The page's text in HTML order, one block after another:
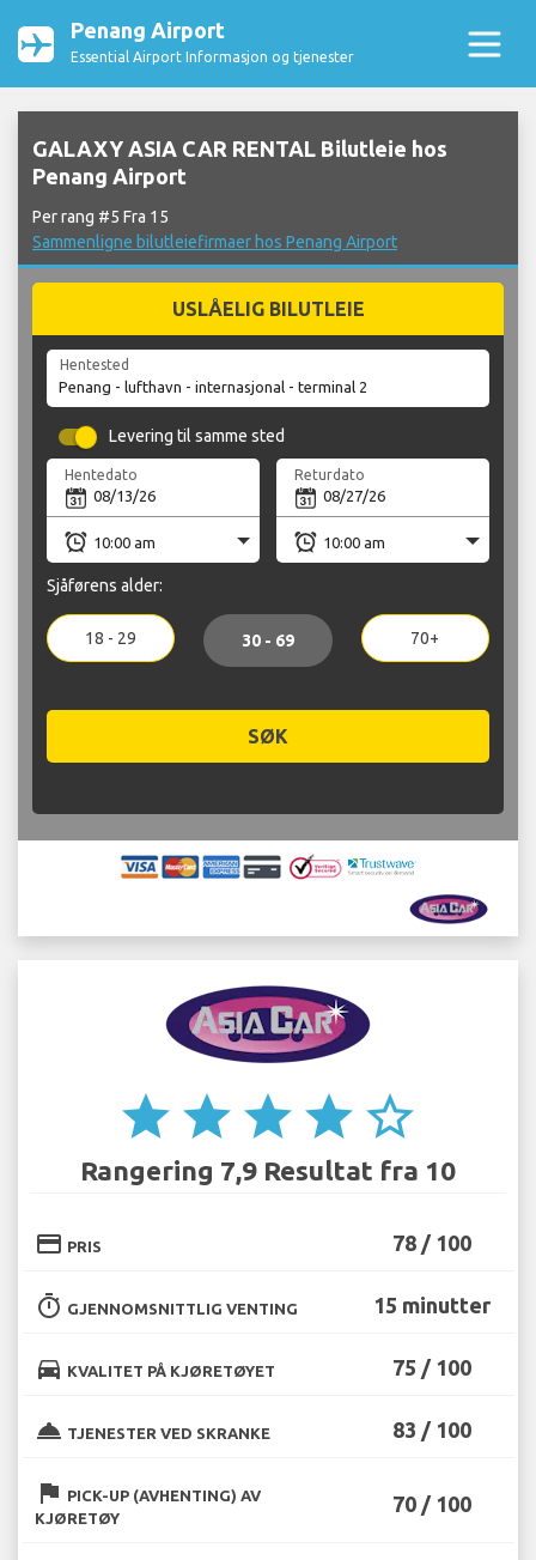
Penang Airport
Essential Airport Informasjon og tjenester
GALAXY ASIA CAR RENTAL Bilutleie hos
Penang Airport
Per rang #5 Fra 15
Sammenligne bilutleiefirmaer hos Penang Airport
USLÅELIG BILUTLEIE
Hentested
Levering til samme sted
Hentedato Returdato
Sjåførens alder:
18 - 29 30 - 69 70+
SØK
star star star star star_border
Rangering 7,9 Resultat fra 10
credit_card PRIS 78 / 100
timer GJENNOMSNITTLIG VENTING 15 minutter
directions_car KVALITET PÅ KJØRETØYET 75 / 100
room_service TJENESTER VED SKRANKE 83 / 100
flag PICK-UP (AVHENTING) AV
KJØRETØY
70 / 100